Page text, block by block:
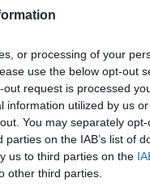
or processing of your
use the below opt-out
request is processed
information utilized by us
You may separately
on the IAB’s list of
us to third parties on the
other third parties.
Games
obserwować
większą